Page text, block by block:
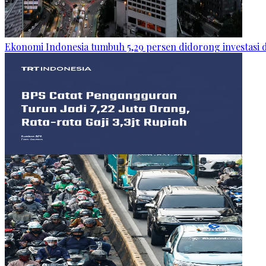
Ekonomi Indonesia tumbuh 5,29 persen didorong investasi